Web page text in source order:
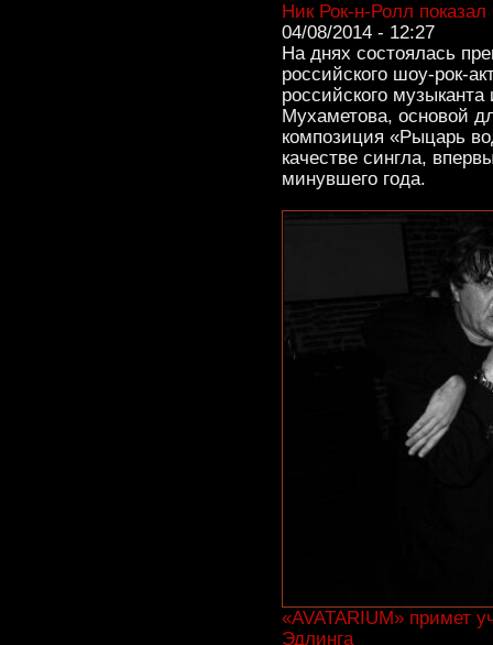
Ник Рок-н-Ролл
04/08/2014 - 12:27
На днях состоялась
российского шоу-рок-
российского
Мухаметова, основой
композиция «Рыцарь
качестве сингла,
минувшего года.
«AVATARIUM» примет
Эдлинга